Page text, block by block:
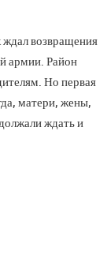
ждал возвращения
армии. Район
Но первая
матери, жены,
ждать и